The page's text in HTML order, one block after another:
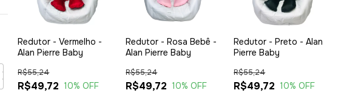
Redutor - Vermelho -
Alan Pierre Baby
R$49,72
R$55,24
10% OFF
Redutor - Rosa Bebê -
Alan Pierre Baby
R$49,72
R$55,24
10% OFF
Redutor - Preto - Alan
Pierre Baby
R$49,72
R$55,24
10% OFF